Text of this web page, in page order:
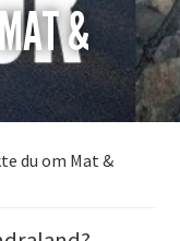
&
du om Mat &